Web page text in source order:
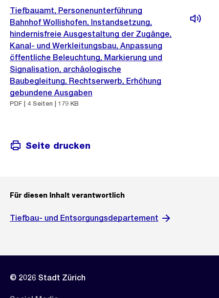
Tiefbauamt, Personenunterführung
Bahnhof Wollishofen, Instandsetzung,
hindernisfreie Ausgestaltung der Zugänge,
Kanal- und Werkleitungsbau, Anpassung
öffentliche Beleuchtung, Markierung und
Signalisation, archäologische
Baubegleitung, Rechtserwerb, Erhöhung
gebundene Ausgaben
PDF | 4 Seiten | 179 KB
Seite drucken
Für diesen Inhalt verantwortlich
Tiefbau- und Entsorgungsdepartement
© 2026 Stadt Zürich